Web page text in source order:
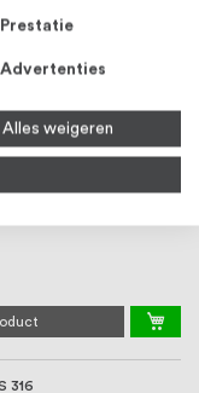
voor spandraad
316
Prestatie
Advertenties
Alles weigeren